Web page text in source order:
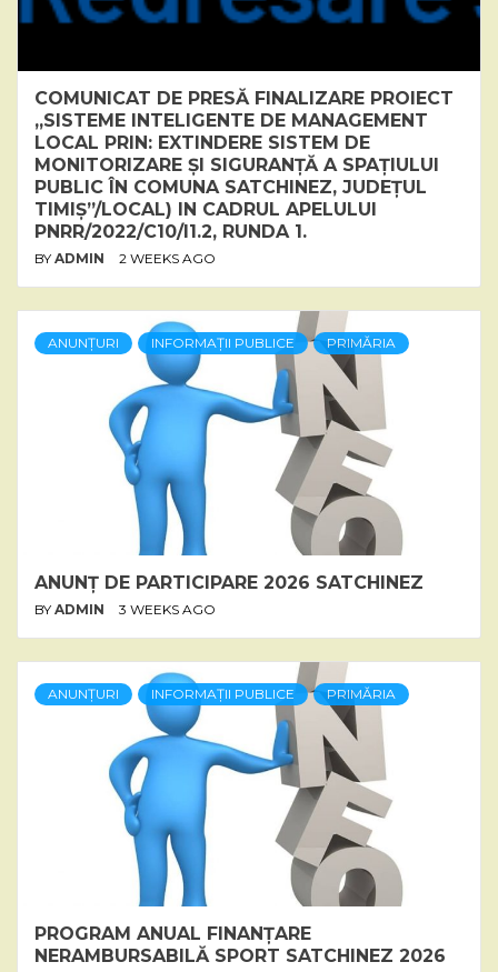
COMUNICAT DE PRESĂ FINALIZARE PROIECT
„SISTEME INTELIGENTE DE MANAGEMENT
LOCAL PRIN: EXTINDERE SISTEM DE
MONITORIZARE ȘI SIGURANȚĂ A SPAȚIULUI
PUBLIC ÎN COMUNA SATCHINEZ, JUDEȚUL
TIMIȘ”/LOCAL) IN CADRUL APELULUI
PNRR/2022/C10/I1.2, RUNDA 1.
BY ADMIN 2 WEEKS AGO
ANUNȚURI INFORMAȚII PUBLICE PRIMĂRIA
ANUNȚ DE PARTICIPARE 2026 SATCHINEZ
BY ADMIN 3 WEEKS AGO
ANUNȚURI INFORMAȚII PUBLICE PRIMĂRIA
PROGRAM ANUAL FINANȚARE
NERAMBURSABILĂ SPORT SATCHINEZ 2026